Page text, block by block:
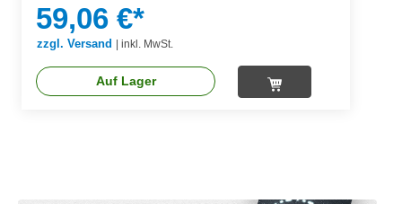
59,06 €*
zzgl. Versand inkl. MwSt.
Auf Lager